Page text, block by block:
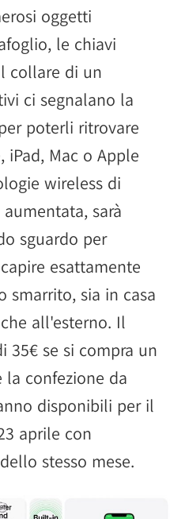
oggetti
le chiavi
collare di un
ci segnalano la
poterli ritrovare
Mac o Apple
wireless di
sarà
sguardo per
esattamente
smarrito, sia in casa
all'esterno. Il
35€ se si compra un
confezione da
disponibili per il
aprile con
stesso mese.